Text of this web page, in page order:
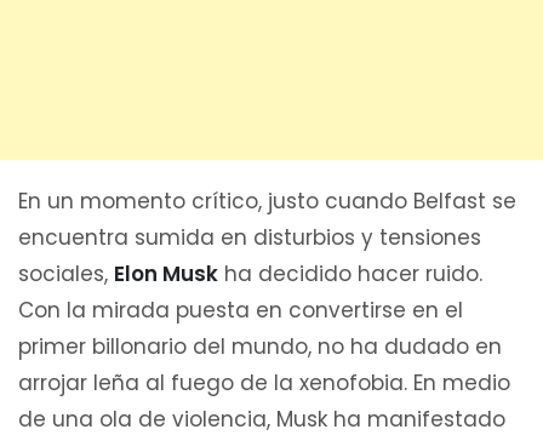
En un momento crítico, justo cuando Belfast se
encuentra sumida en disturbios y tensiones
sociales, Elon Musk ha decidido hacer ruido.
Con la mirada puesta en convertirse en el
primer billonario del mundo, no ha dudado en
arrojar leña al fuego de la xenofobia. En medio
de una ola de violencia, Musk ha manifestado